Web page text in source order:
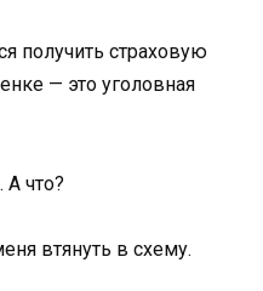
получить страховую
— это уголовная
что?
втянуть в схему.